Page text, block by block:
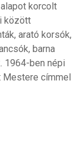
korcolt
között
arató korsók,
barna
1964-ben népi
címmel